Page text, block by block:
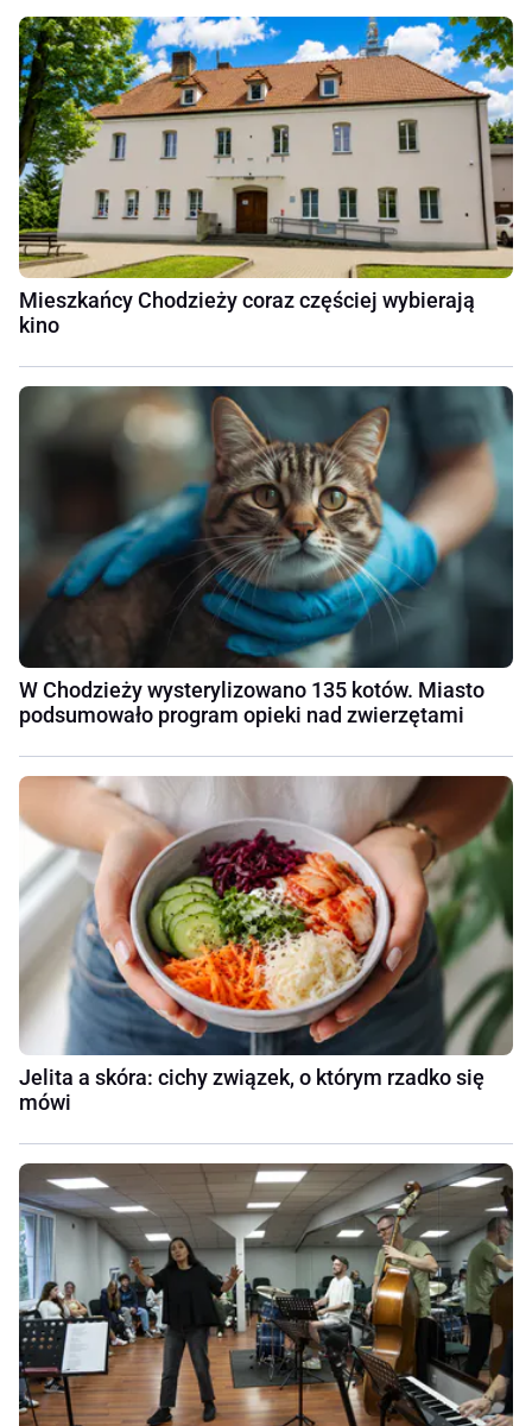
Mieszkańcy Chodzieży coraz częściej wybierają
kino
W Chodzieży wysterylizowano 135 kotów. Miasto
podsumowało program opieki nad zwierzętami
Jelita a skóra: cichy związek, o którym rzadko się
mówi